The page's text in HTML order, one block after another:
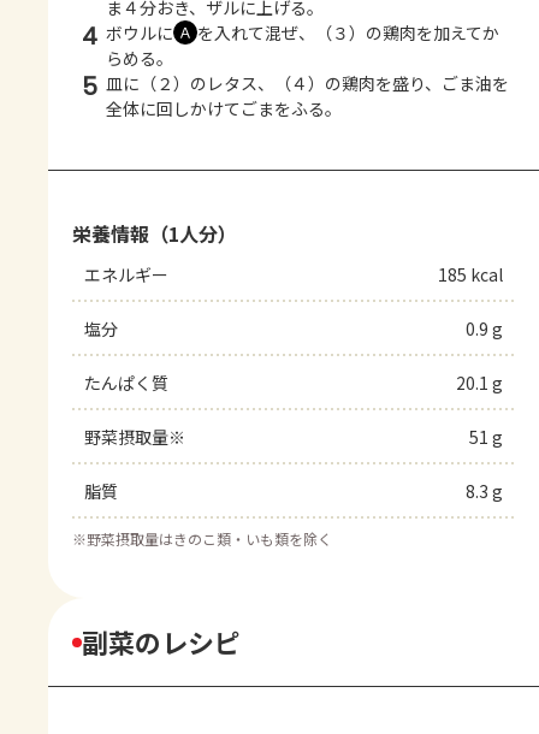
ま４分おき、ザルに上げる。
4 ボウルに Ａ を入れて混ぜ、（３）の鶏肉を加えてか
らめる。
5 皿に（２）のレタス、（４）の鶏肉を盛り、ごま油を
全体に回しかけてごまをふる。
栄養情報（1人分）
エネルギー 185 kcal
塩分 0.9 g
たんぱく質 20.1 g
野菜摂取量※ 51 g
脂質 8.3 g
※野菜摂取量はきのこ類・いも類を除く
副菜のレシピ